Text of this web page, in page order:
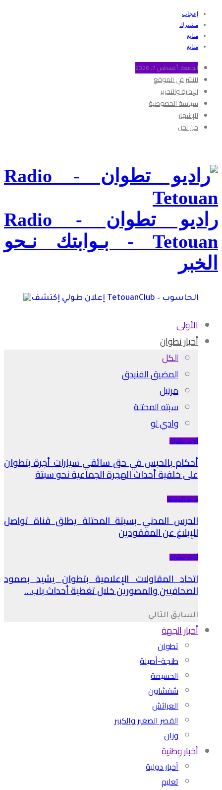
إعجاب
مشترك
متابع
متابع
الجمعة, أغسطس 7, 2026
للنشر في الموقع
الإدارة والتحرير
سياسة الخصوصية
للإشهار
من نحن
راديو تطوان - Radio
Tetouan - بـوابتك نـحو
الخبر
الأولى
أخبار تطوان
الكل
المضيق الفنيدق
مرتيل
سبته المحتلة
وادي لو
أخبار تطوان
أحكام بالحبس في حق سائقي سيارات أجرة بتطوان
على خلفية أحداث الهجرة الجماعية نحو سبتة
سبته المحتلة
الحرس المدني بسبتة المحتلة يطلق قناة تواصل
للإبلاغ عن المفقودين
أخبار تطوان
اتحاد المقاولات الإعلامية بتطوان يشيد بصمود
الصحافيين والمصورين خلال تغطية أحداث باب…
السابق التالي
أخبار الجهة
تطوان
طنجة-أصيلة
الحسيمة
شفشاون
العرائش
القصر الصغير والكبير
وزان
أخبار وطنية
أخبار دولية
تعليم